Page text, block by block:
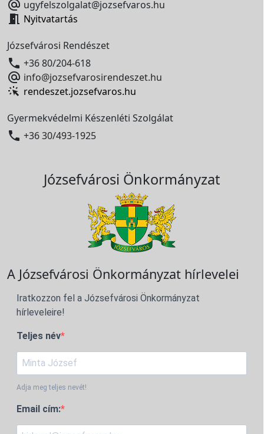
 ugyfelszolgalat@jozsefvaros.hu
 Nyitvatartás
Józsefvárosi Rendészet
 +36 80/204-618
 info@jozsefvarosirendeszet.hu
rendeszet.jozsefvaros.hu
Gyermekvédelmi Készenléti Szolgálat
 +36 30/493-1925
Józsefvárosi Önkormányzat
A Józsefvárosi Önkormányzat hírlevelei
Iratkozzon fel a Józsefvárosi Önkormányzat
hírleveleire!
Teljes név
Adja meg teljes nevét!
Email cím: